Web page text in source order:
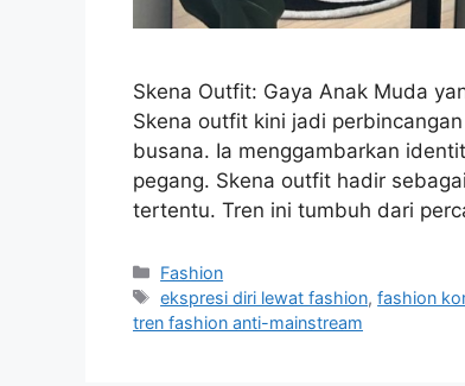
Skena Outfit: Gaya Anak Muda
Skena outfit kini jadi
busana. Ia menggambarkan
pegang. Skena outfit hadir
tertentu. Tren ini tumbuh dari
Categories
Fashion
Tags
ekspresi diri lewat fashion,fashion
tren fashion anti-mainstream